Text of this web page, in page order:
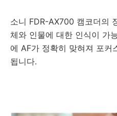
소니 FDR-AX700 캠코더의
체와 인물에 대한 인식이 가
에 AF가 정확히 맞혀져 포커
됩니다.